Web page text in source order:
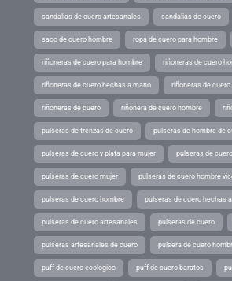
sandalias de cuero artesanales sandalias de cuero
saco de cuero hombre ropa de cuero para hombre
riñoneras de cuero para hombre riñoneras de cuero
riñoneras de cuero hechas a mano riñoneras de
riñoneras de cuero riñonera de cuero hombre
pulseras de trenzas de cuero pulseras de hombre de
pulseras de cuero y plata para mujer pulseras de
pulseras de cuero mujer pulseras de cuero hombre
pulseras de cuero hombre pulseras de cuero hechas
pulseras de cuero artesanales pulseras de cuero
pulseras artesanales de cuero pulsera de cuero
puff de cuero ecologico puff de cuero baratos